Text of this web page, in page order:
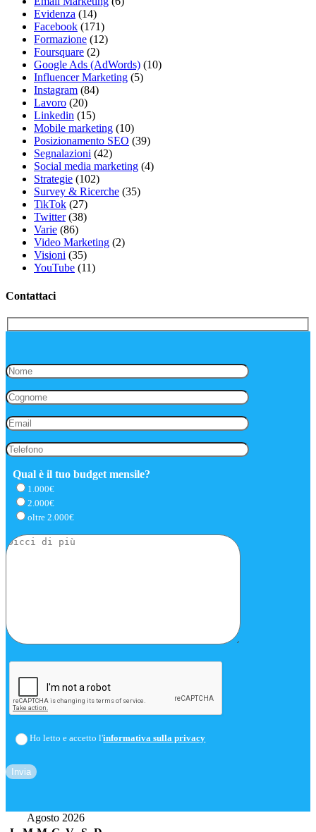
Evidenza (14)
Facebook (171)
Formazione (12)
Foursquare (2)
Google Ads (AdWords) (10)
Influencer Marketing (5)
Instagram (84)
Lavoro (20)
Linkedin (15)
Mobile marketing (10)
Posizionamento SEO (39)
Segnalazioni (42)
Social media marketing (4)
Strategie (102)
Survey & Ricerche (35)
TikTok (27)
Twitter(38)
Varie (86)
Video Marketing (2)
Visioni (35)
YouTube (11)
Contattaci
Qual è il tuo budget mensile?
1.000€
2.000€
oltre 2.000€
Ho letto e accetto l'informativa sulla privacy
Agosto 2026